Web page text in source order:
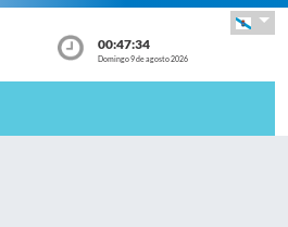
00:47:34
Domingo 9 de agosto 2026